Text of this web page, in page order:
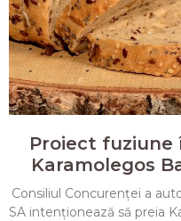
Proiect fuziune
Karamolegos
Consiliul Concurenței a
SA intenționează să preia